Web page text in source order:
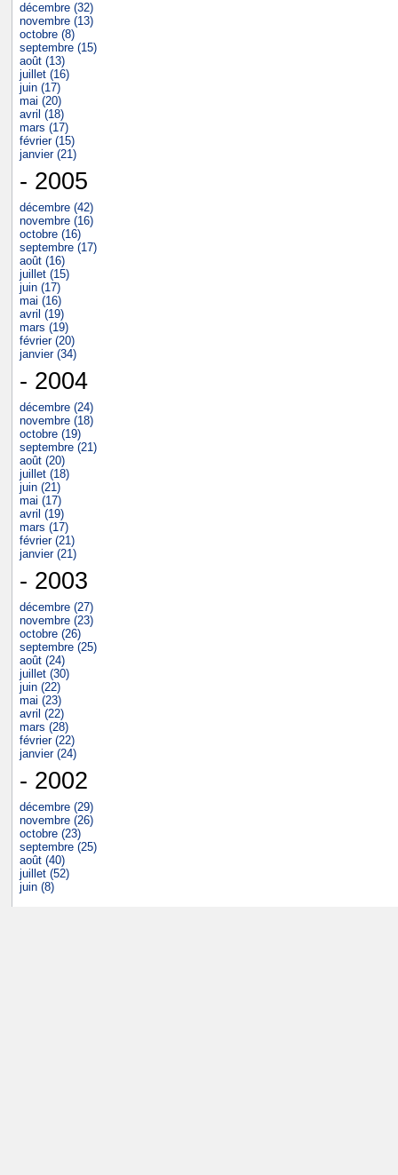
décembre (32)
novembre (13)
octobre (8)
septembre (15)
août (13)
juillet (16)
juin (17)
mai (20)
avril (18)
mars (17)
février (15)
janvier (21)
- 2005
décembre (42)
novembre (16)
octobre (16)
septembre (17)
août (16)
juillet (15)
juin (17)
mai (16)
avril (19)
mars (19)
février (20)
janvier (34)
- 2004
décembre (24)
novembre (18)
octobre (19)
septembre (21)
août (20)
juillet (18)
juin (21)
mai (17)
avril (19)
mars (17)
février (21)
janvier (21)
- 2003
décembre (27)
novembre (23)
octobre (26)
septembre (25)
août (24)
juillet (30)
juin (22)
mai (23)
avril (22)
mars (28)
février (22)
janvier (24)
- 2002
décembre (29)
novembre (26)
octobre (23)
septembre (25)
août (40)
juillet (52)
juin (8)